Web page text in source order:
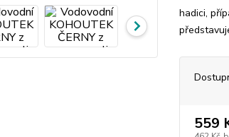
hadici,
559